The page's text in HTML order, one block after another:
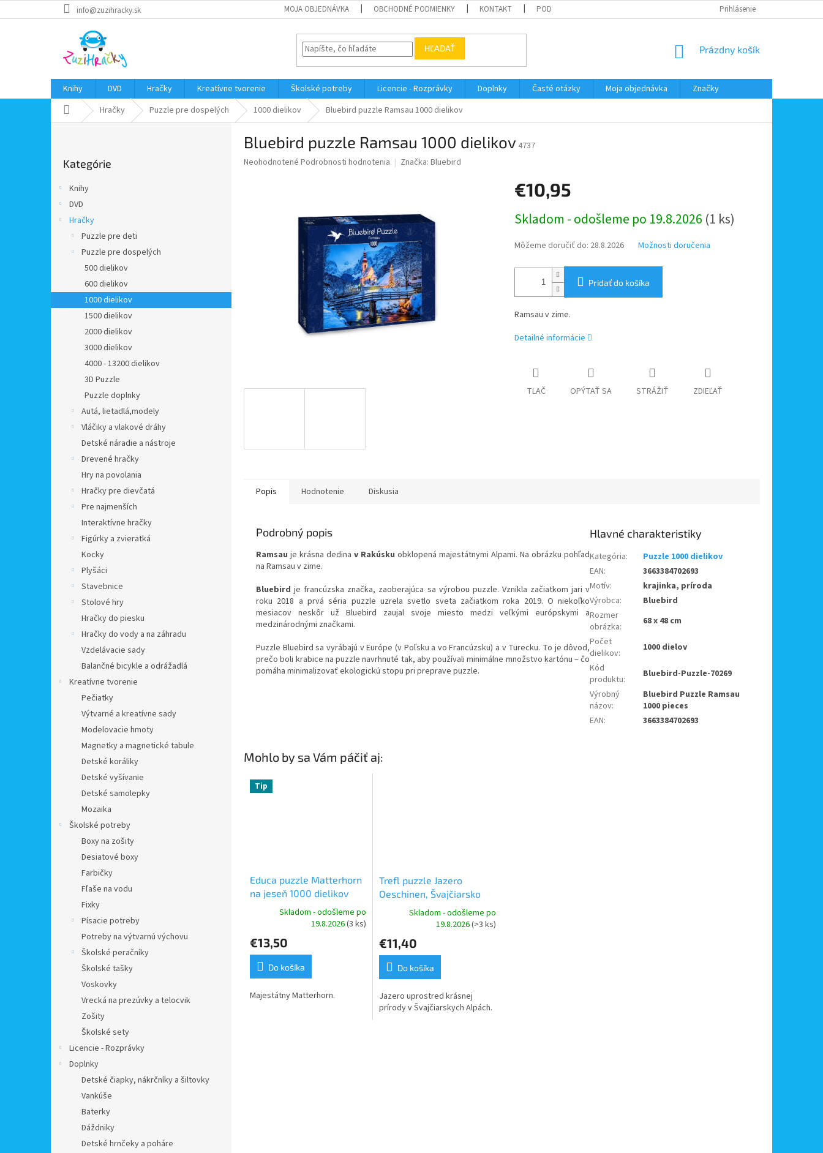
na
info@zuzihracky.sk MOJA OBJEDNÁVKA OBCHODNÉ PODMIENKY KONTAKT PODMIENKY OOÚ ODSTÚPENIE OD ZMLUVY
Prihlásenie
HĽADAŤ
NÁKUPNÝ
Prázdny košík
Knihy DVD Hračky Kreatívne tvorenie Školské potreby Licencie - Rozprávky Doplnky Časté otázky Moja objednávka
Značky
DomovHračky Puzzle pre dospelých 1000 dielikov Bluebird puzzle Ramsau 1000 dielikov
kategórie
Kategórie
Knihy
DVD
Hračky
Puzzle pre deti
Puzzle pre dospelých
500 dielikov
600 dielikov
1000 dielikov
1500 dielikov
2000 dielikov
3000 dielikov
4000 - 13200 dielikov
3D Puzzle
Puzzle doplnky
Autá, lietadlá,modely
Vláčiky a vlakové dráhy
Detské náradie a nástroje
Drevené hračky
Hry na povolania
Hračky pre dievčatá
Pre najmenších
Interaktívne hračky
Figúrky a zvieratká
Kocky
Plyšáci
Stavebnice
Stolové hry
Hračky do piesku
Hračky do vody a na záhradu
Vzdelávacie sady
Balančné bicykle a odrážadlá
Kreatívne tvorenie
Pečiatky
Výtvarné a kreatívne sady
Modelovacie hmoty
Magnetky a magnetické tabule
Detské koráliky
Detské vyšívanie
Detské samolepky
Mozaika
Školské potreby
Boxy na zošity
Desiatové boxy
Farbičky
Fľaše na vodu
Fixky
Písacie potreby
Potreby na výtvarnú výchovu
Školské peračníky
Školské tašky
Voskovky
Vrecká na prezúvky a telocvik
Zošity
Školské sety
Licencie - Rozprávky
Doplnky
Detské čiapky, nákrčníky a šiltovky
Vankúše
Baterky
Dáždniky
Detské hrnčeky a poháre
Bluebird puzzle Ramsau 1000 dielikov 4737
Priemerné
Neohodnotené Podrobnosti hodnotenia Značka: Bluebird
€10,95
cena:
Skladom - odošleme po 19.8.2026 (1 ks)
Môžeme doručiť do: 28.8.2026 Možnosti doručenia
Pridať do košíka
Ramsau v zime.
Detailné informácie
TLAČ OPÝTAŤ SA STRÁŽIŤ ZDIEĽAŤ
Popis Hodnotenie Diskusia
Podrobný popis
Ramsau je krásna dedinav Rakúsku obklopená majestátnymi Alpami. Na obrázku pohľad
na Ramsau v zime.
Bluebird je francúzska značka, zaoberajúca sa výrobou puzzle. Vznikla začiatkom jari v
roku 2018 a prvá séria puzzle uzrela svetlo sveta začiatkom roka 2019. O niekoľko
mesiacov neskôr už Bluebird zaujal svoje miesto medzi veľkými európskymi a
medzinárodnými značkami.
Puzzle Bluebird sa vyrábajú v Európe (v Poľsku a vo Francúzsku) a v Turecku. To je dôvod,
prečo boli krabice na puzzle navrhnuté tak, aby používali minimálne množstvo kartónu – čo
pomáha minimalizovať ekologickú stopu pri preprave puzzle.
Kategória:
Puzzle 1000 dielikov
EAN:
3663384702693
Motív:
krajinka, príroda
Výrobca:
Bluebird
Rozmer
obrázka:
68 x 48 cm
Počet
dielikov:
1000 dielov
Kód
produktu:
Bluebird-Puzzle-70269
Výrobný
názov:
Bluebird Puzzle Ramsau
1000 pieces
EAN: 3663384702693
Mohlo by sa Vám páčiť aj:
Tip
Educa puzzle Matterhorn
na jeseň 1000 dielikov
Skladom - odošleme po
19.8.2026(3 ks)
€13,50
Do košíka
Majestátny Matterhorn.
Trefl puzzle Jazero
Oeschinen, Švajčiarsko
1500 dielikovSkladom - odošleme po
19.8.2026(>3 ks)
€11,40
Do košíka
Jazero uprostred krásnej
prírody v Švajčiarskych Alpách.